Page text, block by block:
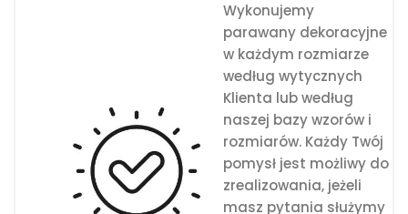
Wykonujemy
parawany dekoracyjne
w każdym rozmiarze
według wytycznych
Klienta lub według
naszej bazy wzorów i
rozmiarów. Każdy Twój
pomysł jest możliwy do
zrealizowania, jeżeli
masz pytania służymy